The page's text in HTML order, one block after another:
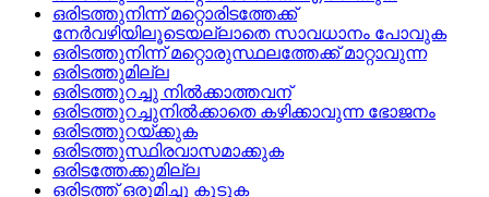
ഒരിടത്തുനിന്ന്‌ മറ്റൊരിടത്തേക്ക്‌
നേര്‍വഴിയിലൂടെയല്ലാതെ സാവധാനം പോവുക
ഒരിടത്തുനിന്ന് മറ്റൊരുസ്ഥലത്തേക്ക് മാറ്റാവുന്ന
ഒരിടത്തുമില്ല
ഒരിടത്തുറച്ചു നില്‍ക്കാത്തവന്
ഒരിടത്തുറച്ചുനില്‍ക്കാതെ കഴിക്കാവുന്ന ഭോജനം
ഒരിടത്തുറയ്‌ക്കുക
ഒരിടത്തുസ്ഥിരവാസമാക്കുക
ഒരിടത്തേക്കുമില്ല
ഒരിടത്ത്‌ ഒരുമിച്ചു കൂടുക